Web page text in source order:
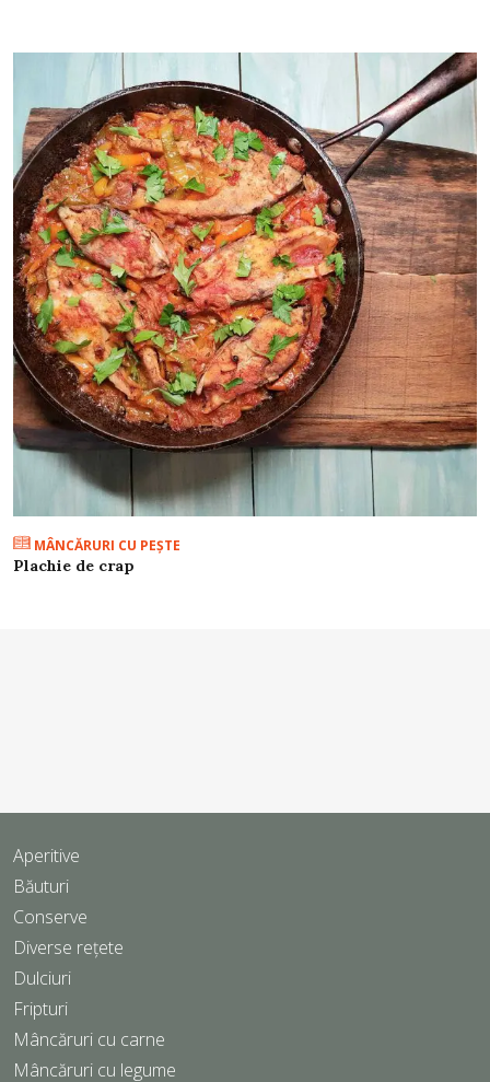
MÂNCĂRURI CU PEŞTE
Plachie de crap
Aperitive
Băuturi
Conserve
Diverse rețete
Dulciuri
Fripturi
Mâncăruri cu carne
Mâncăruri cu legume